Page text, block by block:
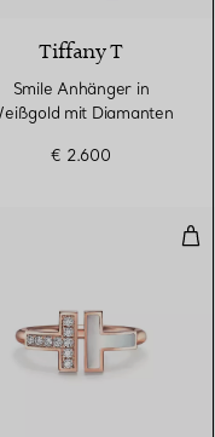
Tiffany T
Smile Anhänger in
mit Diamanten
€ 2.600
aufklappbarer